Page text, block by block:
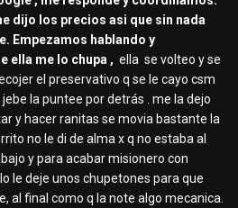
dijo los precios asi que sin nada
Empezamos hablando y
ella me lo chupa , ella se volteo y se
el preservativo q se le cayo csm
la puntee por detrás . me la dejo
y hacer ranitas se movia bastante la
no le di de alma x q no estaba al
y para acabar misionero con
le deje unos chupetones para que
al final como q la note algo mecanica.